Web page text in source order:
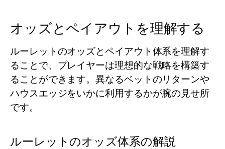
オッズとペイアウトを理解する
ルーレットのオッズとペイアウト体系を理解す
ることで、プレイヤーは理想的な戦略を構築す
ることができます。異なるベットのリターンや
ハウスエッジをいかに利用するかが腕の見せ所
です。
ルーレットのオッズ体系の解説